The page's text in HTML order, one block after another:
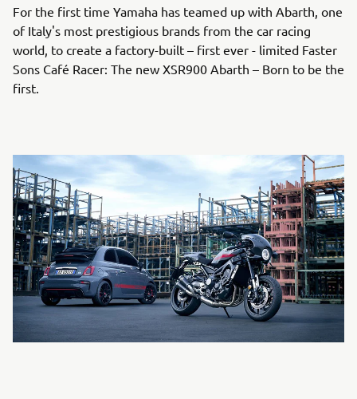
For the first time Yamaha has teamed up with Abarth, one
of Italy's most prestigious brands from the car racing
world, to create a factory-built – first ever - limited Faster
Sons Café Racer: The new XSR900 Abarth – Born to be the
first.